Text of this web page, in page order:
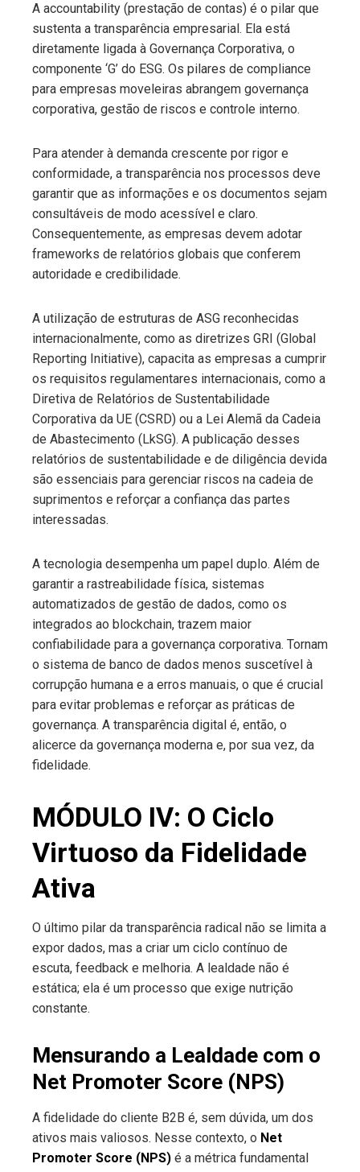
A accountability (prestação de contas) é o pilar que
sustenta a transparência empresarial. Ela está
diretamente ligada à Governança Corporativa, o
componente ‘G’ do ESG. Os pilares de compliance
para empresas moveleiras abrangem governança
corporativa, gestão de riscos e controle interno.
Para atender à demanda crescente por rigor e
conformidade, a transparência nos processos deve
garantir que as informações e os documentos sejam
consultáveis de modo acessível e claro.
Consequentemente, as empresas devem adotar
frameworks de relatórios globais que conferem
autoridade e credibilidade.
A utilização de estruturas de ASG reconhecidas
internacionalmente, como as diretrizes GRI (Global
Reporting Initiative), capacita as empresas a cumprir
os requisitos regulamentares internacionais, como a
Diretiva de Relatórios de Sustentabilidade
Corporativa da UE (CSRD) ou a Lei Alemã da Cadeia
de Abastecimento (LkSG). A publicação desses
relatórios de sustentabilidade e de diligência devida
são essenciais para gerenciar riscos na cadeia de
suprimentos e reforçar a confiança das partes
interessadas.
A tecnologia desempenha um papel duplo. Além de
garantir a rastreabilidade física, sistemas
automatizados de gestão de dados, como os
integrados ao blockchain, trazem maior
confiabilidade para a governança corporativa. Tornam
o sistema de banco de dados menos suscetível à
corrupção humana e a erros manuais, o que é crucial
para evitar problemas e reforçar as práticas de
governança. A transparência digital é, então, o
alicerce da governança moderna e, por sua vez, da
fidelidade.
MÓDULO IV: O Ciclo
Virtuoso da Fidelidade
Ativa
O último pilar da transparência radical não se limita a
expor dados, mas a criar um ciclo contínuo de
escuta, feedback e melhoria. A lealdade não é
estática; ela é um processo que exige nutrição
constante.
Mensurando a Lealdade com o
Net Promoter Score (NPS)
A fidelidade do cliente B2B é, sem dúvida, um dos
ativos mais valiosos. Nesse contexto, o Net
Promoter Score (NPS) é a métrica fundamental